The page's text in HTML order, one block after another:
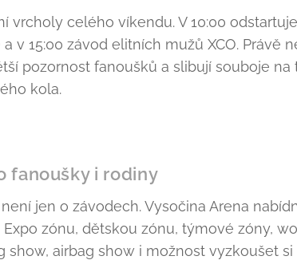
vrcholy celého víkendu. V 10:00
v 15:00 závod elitních mužů XCO. Právě
pozornost fanoušků a slibují souboje
kola.
fanoušky i rodiny
jen o závodech. Vysočina Arena
zónu, dětskou zónu, týmové zóny,
show, airbag show i možnost vyzkoušet